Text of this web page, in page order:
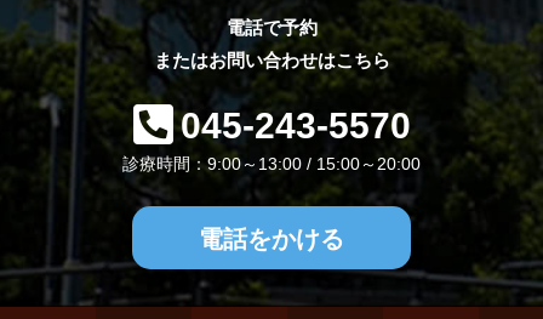
電話で予約
またはお問い合わせはこちら
045-243-5570
診療時間：9:00～13:00 / 15:00～20:00
電話をかける